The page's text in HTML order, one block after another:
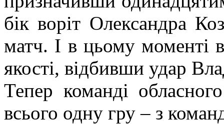
бік воріт Олександра
матч. І в цьому моменті
якості, відбивши удар
Тепер команді
всього одну гру – з